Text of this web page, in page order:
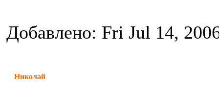
Добавлено: Fri Jul 14,
Николай